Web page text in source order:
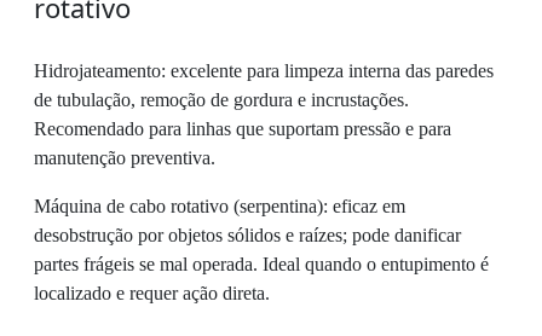
rotativo
Hidrojateamento: excelente para limpeza interna das paredes
de tubulação, remoção de gordura e incrustações.
Recomendado para linhas que suportam pressão e para
manutenção preventiva.
Máquina de cabo rotativo (serpentina): eficaz em
desobstrução por objetos sólidos e raízes; pode danificar
partes frágeis se mal operada. Ideal quando o entupimento é
localizado e requer ação direta.